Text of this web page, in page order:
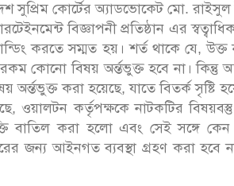
সুপ্রিম কোর্টের অ্যাডভোকেট মো.
বিজ্ঞাপনী প্রতিষ্ঠান এর
করতে সম্মত হয়। শর্ত থাকে যে,
কোনো বিষয় অর্ন্তভুক্ত হবে না। কিন্তু
অর্ন্তভুক্ত করা হয়েছে, যাতে বিতর্ক
ওয়ালটন কর্তৃপক্ষকে নাটকটির
বাতিল করা হলো এবং সেই সঙ্গে
জন্য আইনগত ব্যবস্থা গ্রহণ করা হবে